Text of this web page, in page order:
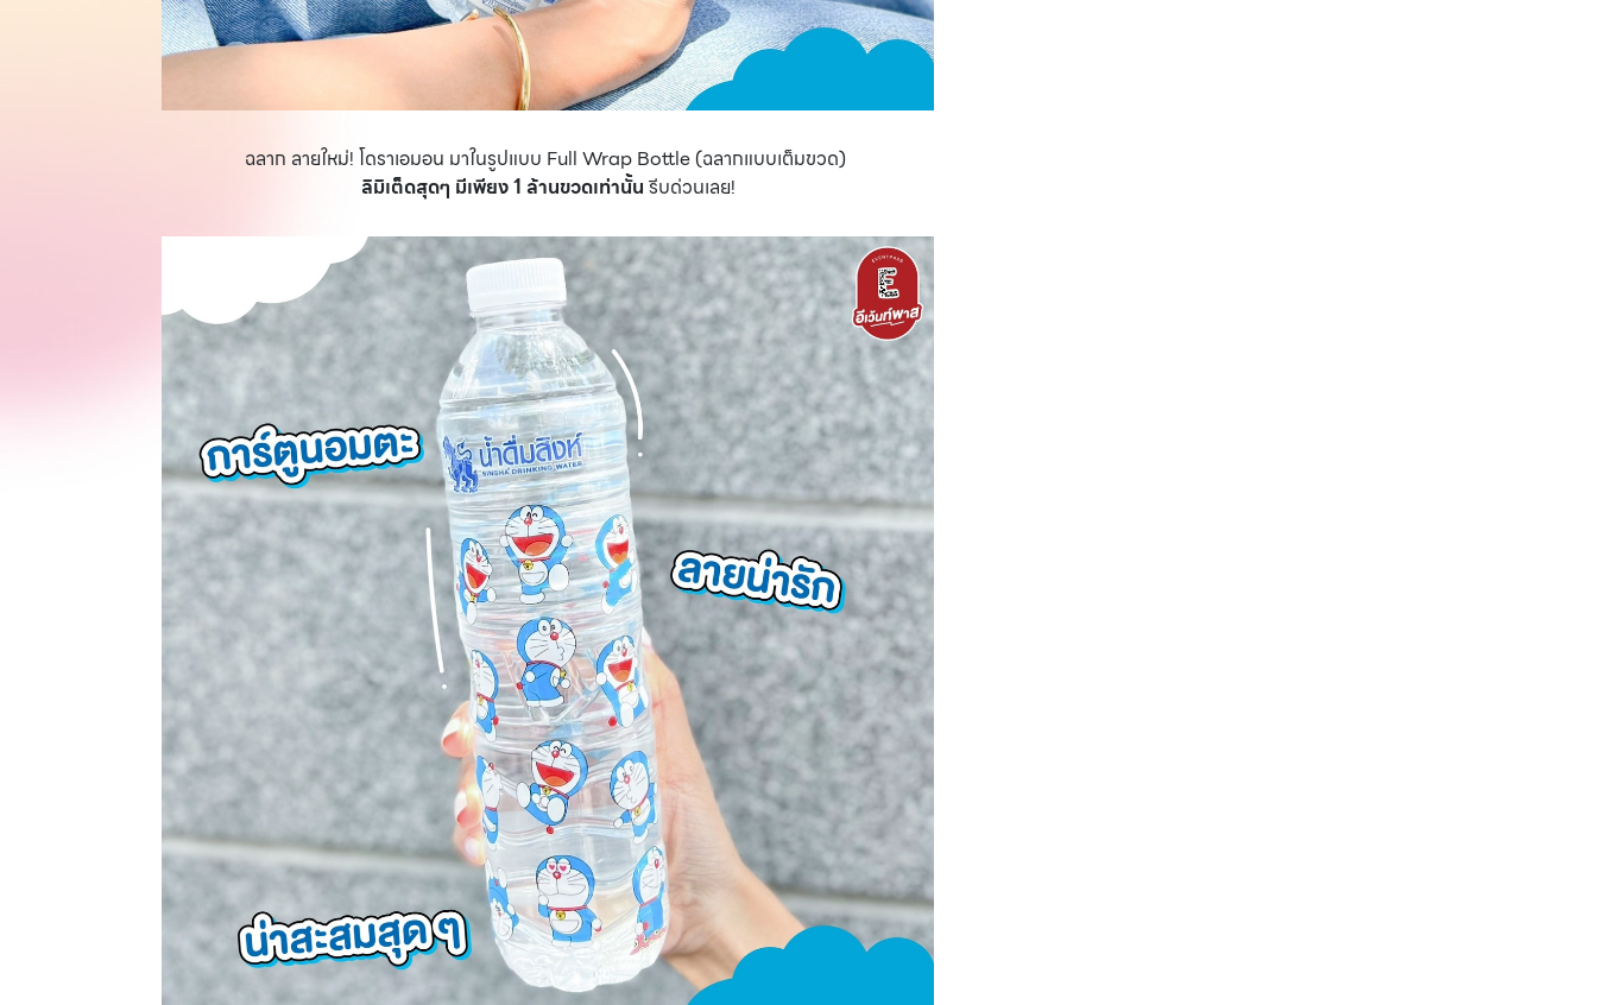
ฉลาก ลายใหม่! โดราเอมอน มาในรูปแบบ Full Wrap Bottle (ฉลากแบบเต็มขวด)
ลิมิเต็ดสุดๆ มีเพียง 1 ล้านขวดเท่านั้น รีบด่วนเลย!